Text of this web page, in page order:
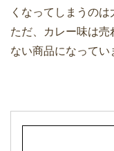
くなってしまうのは
ただ、カレー味は
ない商品になってい